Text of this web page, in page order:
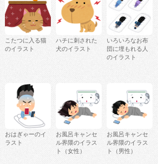
こたつに入る猫
のイラスト
ハチに刺された
犬のイラスト
いろいろなお布
団に埋もれる人
のイラスト
おはぎゃーのイ
ラスト
お風呂キャンセ
ル界隈のイラス
ト（女性）
お風呂キャンセ
ル界隈のイラス
ト（男性）